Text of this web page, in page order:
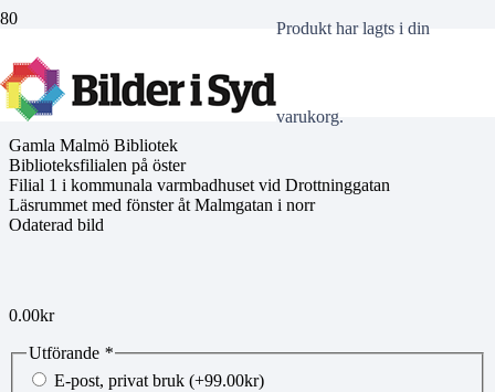
Produkthar lagts i din
varukorg.
kk121206031
Gamla Malmö Bibliotek
Biblioteksfilialen på öster
Filial 1 i kommunala varmbadhuset vid Drottninggatan
Läsrummet med fönster åt Malmgatan i norr
Odaterad bild
0.00kr
Utförande *
E-post, privat bruk (+99.00kr)